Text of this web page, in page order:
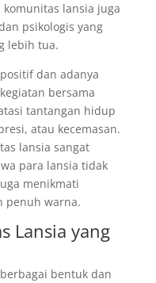
lansia juga
psikologis yang
lebih tua.
dan adanya
bersama
tantangan hidup
atau kecemasan.
lansia sangat
para lansia tidak
menikmati
penuh warna.
Lansia yang
bentuk dan